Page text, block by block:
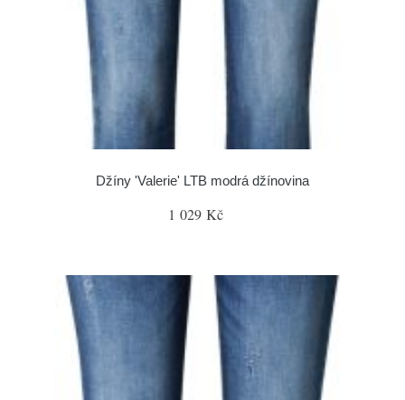
Džíny 'Valerie' LTB modrá džínovina
1 029 Kč